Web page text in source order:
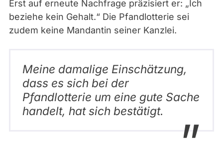
Erst auf erneute Nachfrage präzisiert er: „Ich
beziehe kein Gehalt.“ Die Pfandlotterie sei
zudem keine Mandantin seiner Kanzlei.
Meine damalige Einschätzung,
dass es sich bei der
Pfandlotterie um eine gute Sache
handelt, hat sich bestätigt.